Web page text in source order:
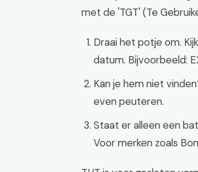
met de 'TGT' (Te
Draai het potje om.
datum. Bijvoorbeeld:
Kan je hem niet
even peuteren.
Staat er alleen een
Voor merken zoals